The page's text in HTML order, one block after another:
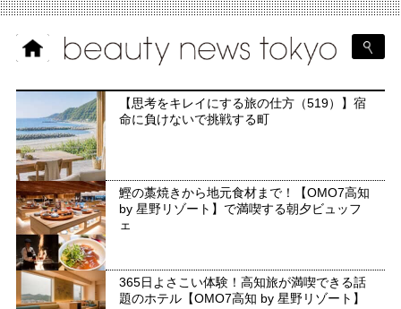
【思考をキレイにする旅の仕方（519）】宿
命に負けないで挑戦する町
鰹の藁焼きから地元食材まで！【OMO7高知
by 星野リゾート】で満喫する朝夕ビュッフ
ェ
365日よさこい体験！高知旅が満喫できる話
題のホテル【OMO7高知 by 星野リゾート】